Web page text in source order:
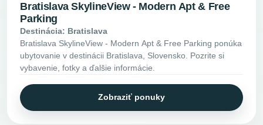
Bratislava SkylineView - Modern Apt & Free
Parking
Destinácia: Bratislava
Bratislava SkylineView - Modern Apt & Free Parking ponúka
ubytovanie v destinácii Bratislava, Slovensko. Pozrite si
vybavenie, fotky a ďalšie informácie.
Zobraziť ponuky